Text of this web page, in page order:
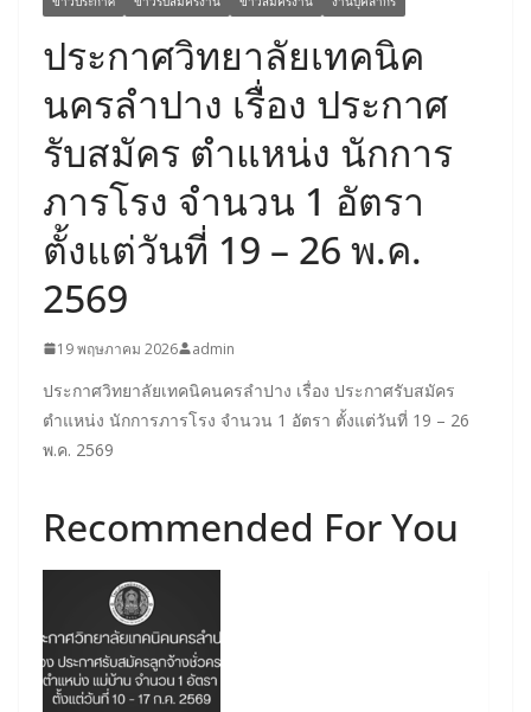
ประกาศวิทยาลัยเทคนิค
นครลำปาง เรื่อง ประกาศ
รับสมัคร ตำแหน่ง นักการ
ภารโรง จำนวน 1 อัตรา
ตั้งแต่วันที่ 19 – 26 พ.ค.
2569
19 พฤษภาคม 2026 admin
ประกาศวิทยาลัยเทคนิคนครลำปาง เรื่อง ประกาศรับสมัคร
ตำแหน่ง นักการภารโรง จำนวน 1 อัตรา ตั้งแต่วันที่ 19 – 26
พ.ค. 2569
Recommended For You